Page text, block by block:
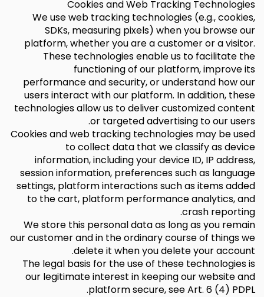
Cookies and Web Tracking Technologies
We use web tracking technologies (e.g., cookies,
SDKs, measuring pixels) when you browse our
platform, whether you are a customer or a visitor.
These technologies enable us to facilitate the
functioning of our platform, improve its
performance and security, or understand how our
users interact with our platform. In addition, these
technologies allow us to deliver customized content
or targeted advertising to our users.
Cookies and web tracking technologies may be used
to collect data that we classify as device
information, including your device ID, IP address,
session information, preferences such as language
settings, platform interactions such as items added
to the cart, platform performance analytics, and
crash reporting.
We store this personal data as long as you remain
our customer and in the ordinary course of things we
delete it when you delete your account.
The legal basis for the use of these technologies is
our legitimate interest in keeping our website and
platform secure, see Art. 6 (4) PDPL.